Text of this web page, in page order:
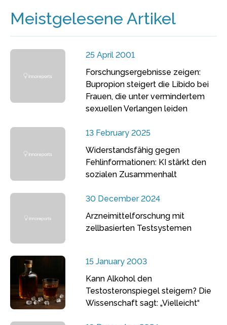
Meistgelesene Artikel
25 April 2001
Forschungsergebnisse zeigen:
Bupropion steigert die Libido bei
Frauen, die unter vermindertem
sexuellen Verlangen leiden
13 February 2025
Widerstandsfähig gegen
Fehlinformationen: KI stärkt den
sozialen Zusammenhalt
30 December 2024
Arzneimittelforschung mit
zellbasierten Testsystemen
15 January 2003
Kann Alkohol den
Testosteronspiegel steigern? Die
Wissenschaft sagt: „Vielleicht“